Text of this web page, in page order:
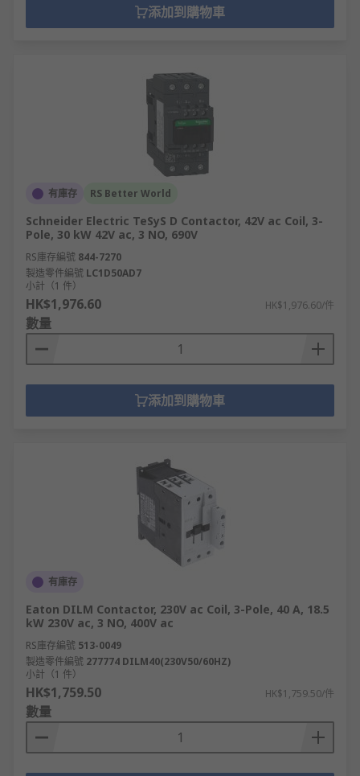
添加到購物車
有庫存 RS Better World
Schneider Electric TeSyS D Contactor, 42V ac Coil, 3-
Pole, 30 kW 42V ac, 3 NO, 690V
RS庫存編號 844-7270
製造零件編號 LC1D50AD7
小計（1 件）
HK$1,976.60 HK$1,976.60/件
數量
添加到購物車
有庫存
Eaton DILM Contactor, 230V ac Coil, 3-Pole, 40 A, 18.5
kW 230V ac, 3 NO, 400V ac
RS庫存編號 513-0049
製造零件編號 277774 DILM40(230V50/60HZ)
小計（1 件）
HK$1,759.50 HK$1,759.50/件
數量